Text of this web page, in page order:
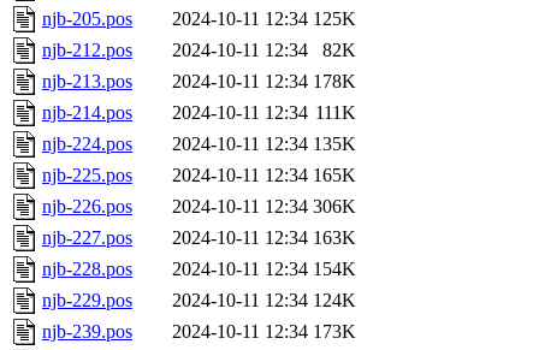
njb-205.pos
2024-10-11 12:34 125K
njb-212.pos
2024-10-11 12:34
82K
njb-213.pos
2024-10-11 12:34 178K
njb-214.pos
2024-10-11 12:34 111K
njb-224.pos
2024-10-11 12:34 135K
njb-225.pos
2024-10-11 12:34 165K
njb-226.pos
2024-10-11 12:34 306K
njb-227.pos
2024-10-11 12:34 163K
njb-228.pos
2024-10-11 12:34 154K
njb-229.pos
2024-10-11 12:34 124K
njb-239.pos
2024-10-11 12:34 173K